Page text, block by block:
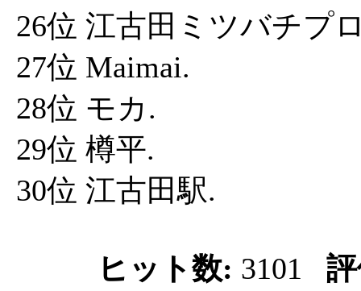
26位 江古田ミツバチプ
27位 Maimai.
28位 モカ.
29位 樽平.
30位 江古田駅.
ヒット数: 3101